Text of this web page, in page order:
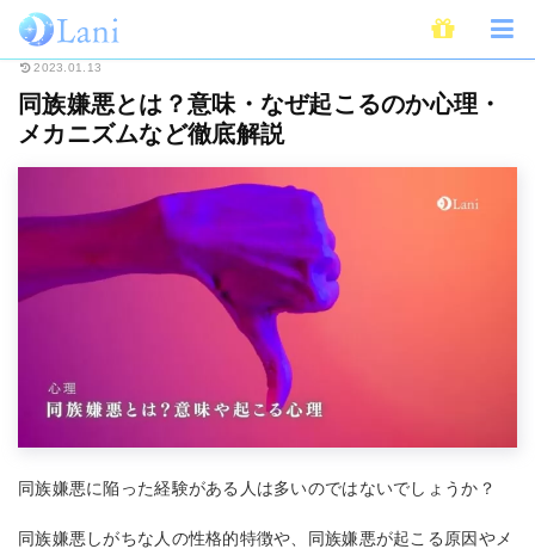
ホーム ライフスタイル 同族嫌悪とは？意味・なぜ起こるのか心
2023.01.13
同族嫌悪とは？意味・なぜ起こるのか心理・
メカニズムなど徹底解説
同族嫌悪に陥った経験がある人は多いのではないでしょうか？
同族嫌悪しがちな人の性格的特徴や、同族嫌悪が起こる原因やメ